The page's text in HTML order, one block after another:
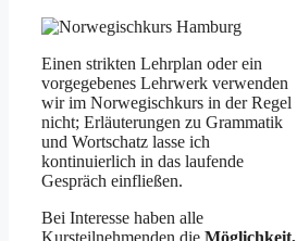
Einen strikten Lehrplan oder ein
vorgegebenes Lehrwerk verwenden
wir im Norwegischkurs in der Regel
nicht; Erläuterungen zu Grammatik
und Wortschatz lasse ich
kontinuierlich in das laufende
Gespräch einfließen.
Bei Interesse haben alle
Kursteilnehmenden die Möglichkeit,